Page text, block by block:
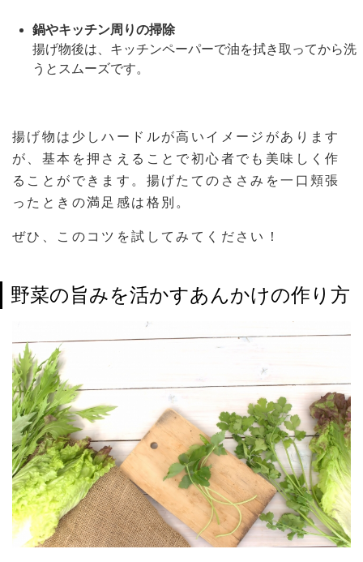
鍋やキッチン周りの掃除
揚げ物後は、キッチンペーパーで油を拭き取ってから洗
うとスムーズです。
揚げ物は少しハードルが高いイメージがあります
が、基本を押さえることで初心者でも美味しく作
ることができます。揚げたてのささみを一口頬張
ったときの満足感は格別。
ぜひ、このコツを試してみてください！
野菜の旨みを活かすあんかけの作り方